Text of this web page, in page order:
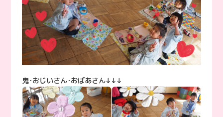
鬼･おじいさん･おばあさん↓↓↓